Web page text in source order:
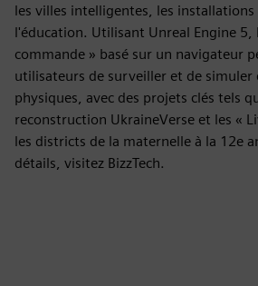
les villes intelligentes, les
l'éducation. Utilisant Unreal Engine 5,
commande » basé sur un navigateur
utilisateurs de surveiller et de simuler
physiques, avec des projets clés tels
reconstruction UkraineVerse et les «
les districts de la maternelle à la 12e
détails, visitez BizzTech.